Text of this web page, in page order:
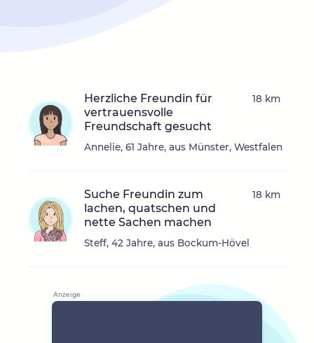
Herzliche Freundin für
vertrauensvolle
Freundschaft gesucht
Annelie, 61 Jahre, aus Münster, Westfalen
18 km
Suche Freundin zum
lachen, quatschen und
nette Sachen machen
Steff, 42 Jahre, aus Bockum-Hövel
18 km